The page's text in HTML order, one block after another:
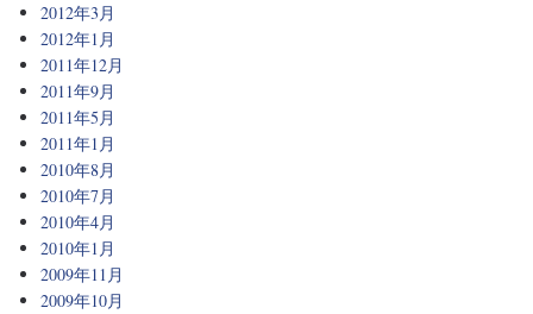
2012年3月
2012年1月
2011年12月
2011年9月
2011年5月
2011年1月
2010年8月
2010年7月
2010年4月
2010年1月
2009年11月
2009年10月